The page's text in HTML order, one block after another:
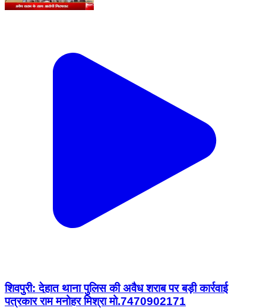
शिवपुरी: देहात थाना पुलिस की अवैध शराब पर बड़ी कार्रवाई
पत्रकार राम मनोहर मिश्रा मो.7470902171